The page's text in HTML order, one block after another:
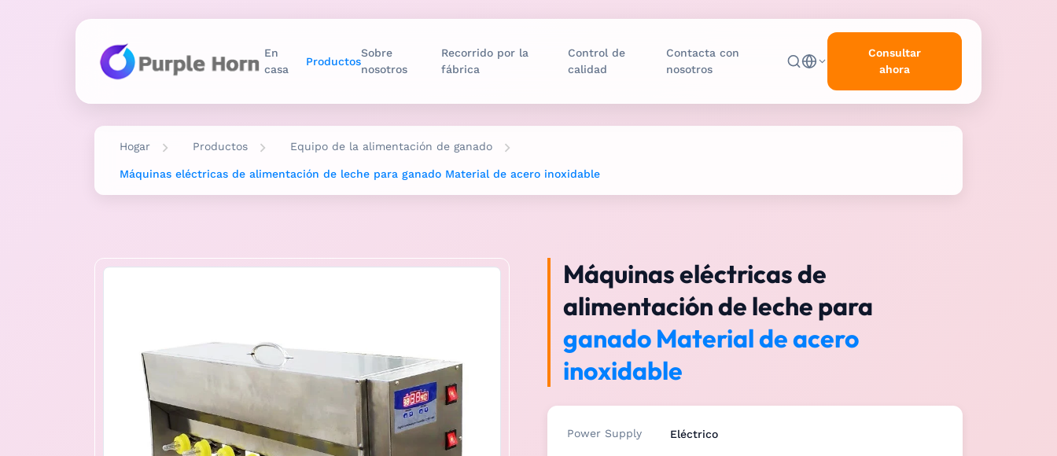
En
casa
Productos
Sobre
nosotros
Recorrido por la
fábrica
Control de
calidad
Contacta con
nosotros
Consultar
ahora
Hogar Productos Equipo de la alimentación de ganado
Máquinas eléctricas de alimentación de leche para ganado Material de acero inoxidable
Máquinas eléctricas de
alimentación de leche para
ganado Material de acero
inoxidable
Power Supply Eléctrico